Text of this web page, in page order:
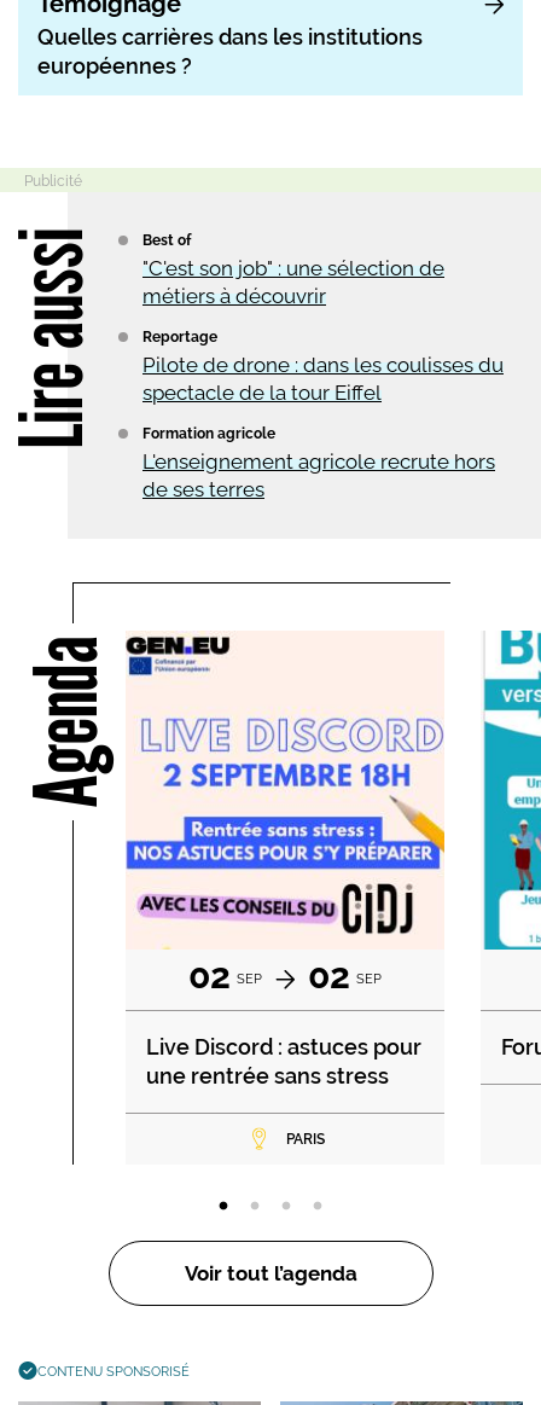
Quelles carrières dans les institutions
européennes ?
Best of
"C'est son job" : une sélection de
métiers à découvrir
Reportage
Pilote de drone : dans les coulisses du
spectacle de la tour Eiffel
Formation agricole
L'enseignement agricole recrute hors
de ses terres
Agenda
02 SEP 02 SEP
Live Discord : astuces pour
une rentrée sans stress
PARIS
Voir tout l’agenda
CONTENU SPONSORISÉ